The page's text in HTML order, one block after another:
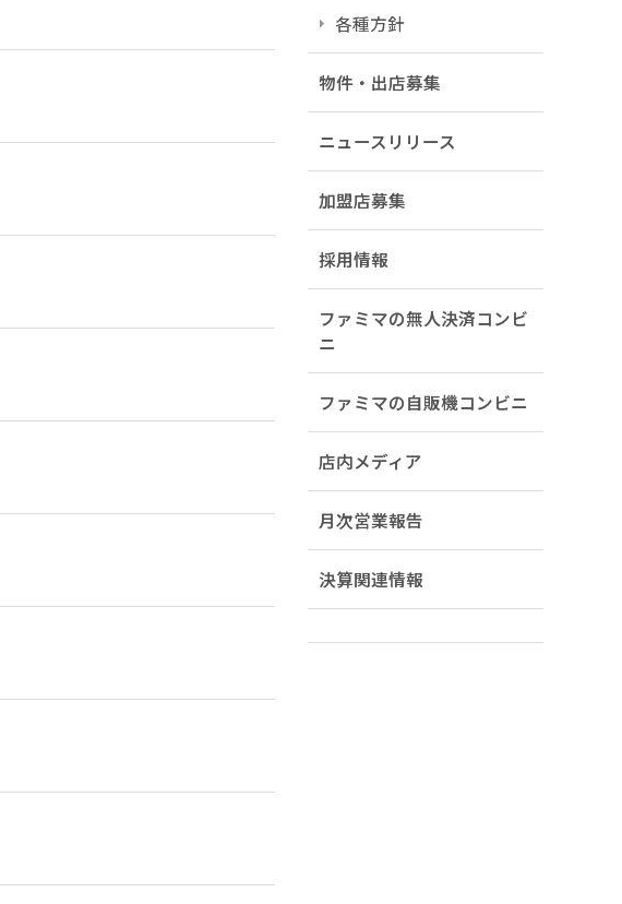
各種方針
物件・出店募集
ニュースリリース
加盟店募集
採用情報
ファミマの無人決済コンビ
ニ
ファミマの自販機コンビニ
店内メディア
月次営業報告
決算関連情報